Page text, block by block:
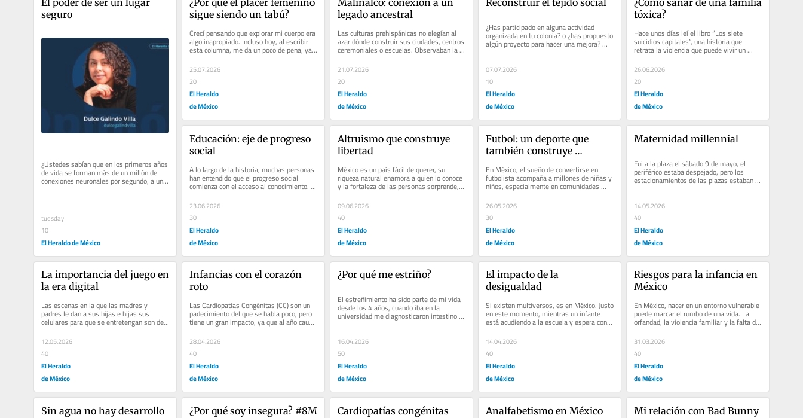
seguro
¿Ustedes sabían que en los primeros años
de vida se forman más de un millón de
conexiones neuronales por segundo, a un
tuesday
10
El Heraldo de México
sigue siendo un tabú?
Crecí pensando que explorar mi cuerpo era
algo inapropiado. Incluso hoy, al escribir
esta columna, me da un poco de pena, ya
que el placer sexual...
25.07.2026
20
El Heraldo
de México
legado ancestral
Las culturas prehispánicas no elegían al
azar dónde construir sus ciudades, centros
ceremoniales o escuelas. Observaban la
21.07.2026
20
El Heraldo
de México
¿Has participado en alguna actividad
organizada en tu colonia? o ¿has propuesto
algún proyecto para hacer una mejora?
Parecen preguntas sencillas,...
07.07.2026
10
El Heraldo
de México
tóxica?
Hace unos días leí el libro “Los siete
suicidios capitales”, una historia que
retrata la violencia que puede vivir un
infante al interior de una...
26.06.2026
20
El Heraldo
de México
Educación: eje de progreso
social
A lo largo de la historia, muchas personas
han entendido que el progreso social
comienza con el acceso al conocimiento.
23.06.2026
30
El Heraldo
de México
Altruismo que construye
libertad
México es un país fácil de querer, su
riqueza natural enamora a quien lo conoce
y la fortaleza de las personas sorprende,
se dice que es admirable...
09.06.2026
40
El Heraldo
de México
Futbol: un deporte que
también construye
En México, el sueño de convertirse en
futbolista acompaña a millones de niñas y
niños, especialmente en comunidades
vulnerables. Patear un balón...
26.05.2026
30
El Heraldo
de México
Maternidad millennial
Fui a la plaza el sábado 9 de mayo, el
periférico estaba despejado, pero los
estacionamientos de las plazas estaban a
reventar por el consumo...
14.05.2026
40
El Heraldo
de México
La importancia del juego en
la era digital
Las escenas en la que las madres y
padres le dan a sus hijas e hijas sus
celulares para que se entretengan son de
lo más común, pero ¿cuáles son...
12.05.2026
40
El Heraldo
de México
Infancias con el corazón
roto
Las Cardiopatías Congénitas (CC) son un
padecimiento del que se habla poco, pero
tiene un gran impacto, ya que al año causa
la muerte de 261 mil...
28.04.2026
40
El Heraldo
de México
¿Por qué me estriño?
El estreñimiento ha sido parte de mi vida
desde los 4 años, cuando iba en la
universidad me diagnosticaron intestino
perezoso, el tratamiento:...
16.04.2026
50
El Heraldo
de México
El impacto de la
desigualdad
Si existen multiversos, es en México. Justo
en este momento, mientras un infante
está acudiendo a la escuela y espera con
14.04.2026
40
El Heraldo
de México
Riesgos para la infancia en
México
En México, nacer en un entorno vulnerable
puede marcar el rumbo de una vida. La
orfandad, la violencia familiar y la falta de
acceso a la educación...
31.03.2026
40
El Heraldo
de México
Sin agua no hay desarrollo ¿Por qué soy insegura? #8M Cardiopatías congénitas Analfabetismo en México Mi relación con Bad Bunny